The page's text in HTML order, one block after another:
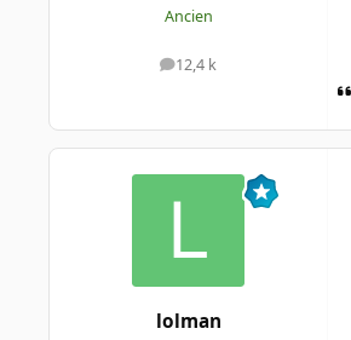
Ancien
12,4 k
messages
lolman